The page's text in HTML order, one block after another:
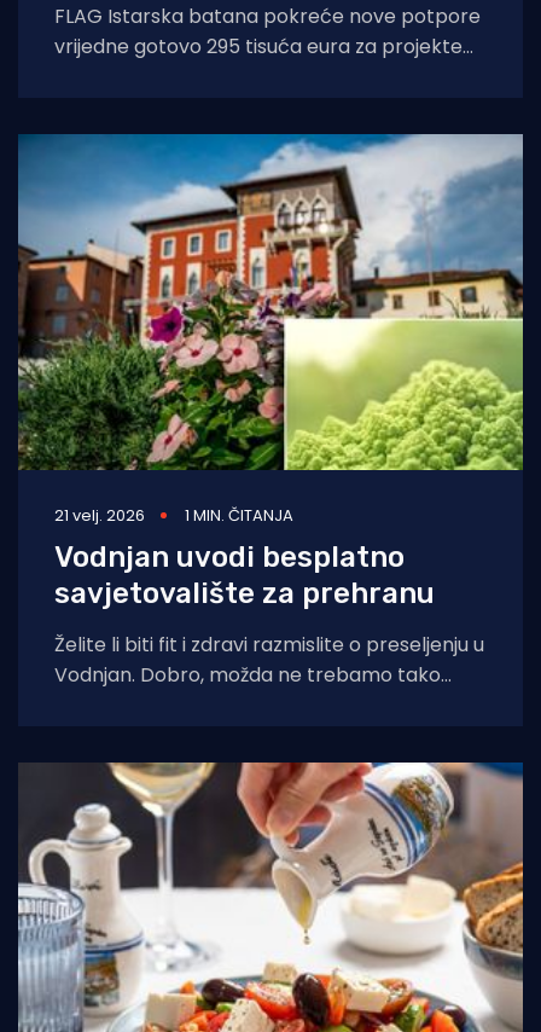
FLAG Istarska batana pokreće nove potpore
vrijedne gotovo 295 tisuća eura za projekte
21 velj. 2026 1 MIN. ČITANJA
Vodnjan uvodi besplatno
savjetovalište za prehranu
Želite li biti fit i zdravi razmislite o preseljenju u
Vodnjan. Dobro, možda ne trebamo tako